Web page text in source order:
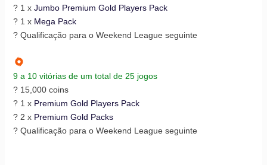
? 1 x Jumbo Premium Gold Players Pack
? 1 x Mega Pack
? Qualificação para o Weekend League seguinte
9 a 10 vitórias de um total de 25 jogos
? 15,000 coins
? 1 x Premium Gold Players Pack
? 2 x Premium Gold Packs
? Qualificação para o Weekend League seguinte